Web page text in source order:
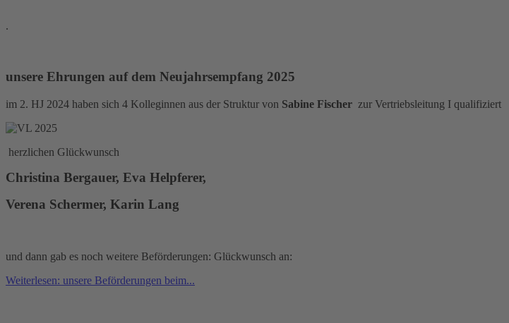
.
unsere Ehrungen auf dem Neujahrsempfang 2025
im 2. HJ 2024 haben sich 4 Kolleginnen aus der Struktur von Sabine Fischer zur Vertriebsleitung I qualifiziert
herzlichen Glückwunsch
Christina Bergauer, Eva Helpferer,
Verena Schermer, Karin Lang
und dann gab es noch weitere Beförderungen: Glückwunsch an:
Weiterlesen: unsere Beförderungen beim...